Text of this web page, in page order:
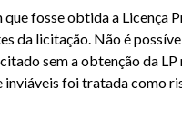
fosse obtida a Licença
da licitação. Não é
sem a obtenção da LP
foi tratada como